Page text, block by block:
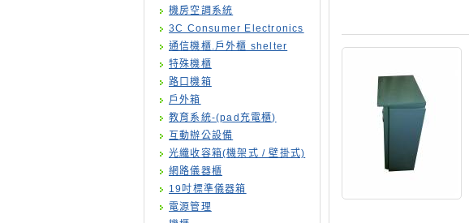
機房空調系統
3C Consumer Electronics
通信機櫃.戶外櫃 shelter
特殊機櫃
路口機箱
戶外箱
教育系統-(pad充電櫃)
互動辦公設備
光纖收容箱(機架式 / 壁掛式)
網路儀器櫃
19吋標準儀器箱
電源管理